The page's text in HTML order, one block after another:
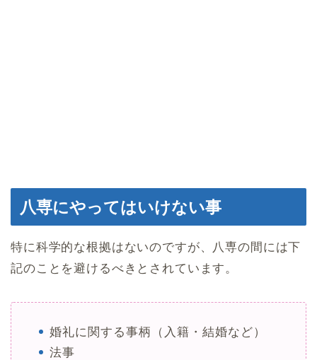
八専にやってはいけない事
特に科学的な根拠はないのですが、八専の間には下
記のことを避けるべきとされています。
婚礼に関する事柄（入籍・結婚など）
法事